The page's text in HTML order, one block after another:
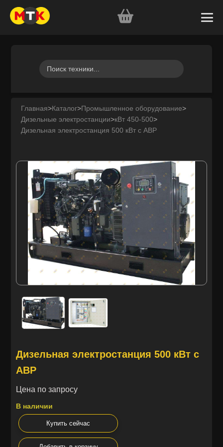
Главная>Каталог>Промышленное оборудование>
Дизельные электростанции>кВт 450-500>
Дизельная электростанция 500 кВт с АВР
Дизельная электростанция 500 кВт с
АВР
Цена по запросу
В наличии
Купить сейчас